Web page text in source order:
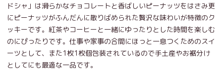
ドシャ」は滑らかなチョコレートと香ばしいピーナッツをはさみ更
にピーナッツがふんだんに散りばめられた贅沢な味わいが特徴のク
ッキーです。紅茶やコーヒーと一緒にゆったりとした時間を楽しむ
のにぴったりです。仕事や家事の合間にほっと一息つくためのスイ
ーツとして、また1枚1枚個包装されているので手土産やお裾分け
としてにも最適な一品です。